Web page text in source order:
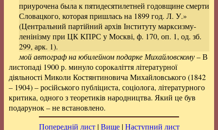
приурочена была к пятидесятилетней годовщине смерти
Словацкого, которая пришлась на 1899 год. Л. У.»
(Центральний партійний архів Інституту марксизму-
ленінізму при ЦК КПРС у Москві, ф. 170, оп. 1, од. зб.
299, арк. 1).
мой автограф на юбилейном подарке Михайловскому– В
листопаді 1900 р. минуло сорокаліття літературної
діяльності Миколи Костянтиновича Михайловського (1842
– 1904) – російського публіциста, соціолога, літературного
критика, одного з теоретиків народництва. Який це був
подарунок – не встановлено.
Попередній лист|Вище|Наступний лист